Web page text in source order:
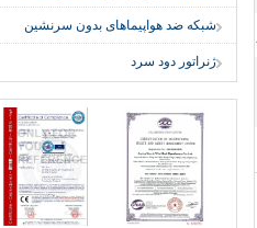
شبکه ضد هواپیماهای بدون سرنشین
ژنراتور دود سرد